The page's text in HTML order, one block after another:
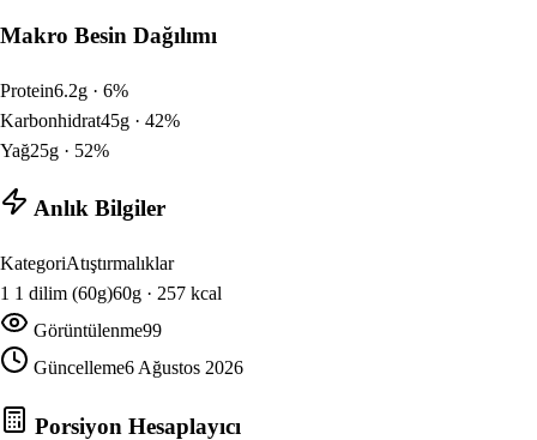
Makro Besin Dağılımı
Protein6.2g · 6%
Karbonhidrat45g · 42%
Yağ25g · 52%
Anlık Bilgiler
KategoriAtıştırmalıklar
1 1 dilim (60g)60g · 257 kcal
Görüntülenme99
Güncelleme6 Ağustos 2026
Porsiyon Hesaplayıcı